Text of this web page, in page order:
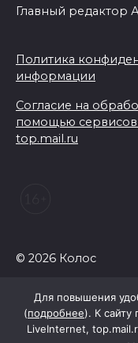
В
водой
07 августа
В
07 августа
Главный редактор
Политика
информации
Согласие на
помощью сервисов
top.mail.ru
© 2026 Колос
Для повышения
(подробнее). К сайту
LiveInternet,